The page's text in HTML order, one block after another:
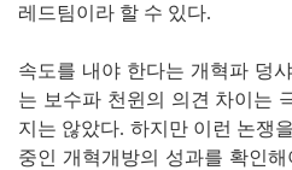
레드팀이라 할 수 있다.
속도를 내야 한다는 개혁파 덩
는 보수파 천윈의 의견 차이는
지는 않았다. 하지만 이런 논쟁
중인 개혁개방의 성과를 확인